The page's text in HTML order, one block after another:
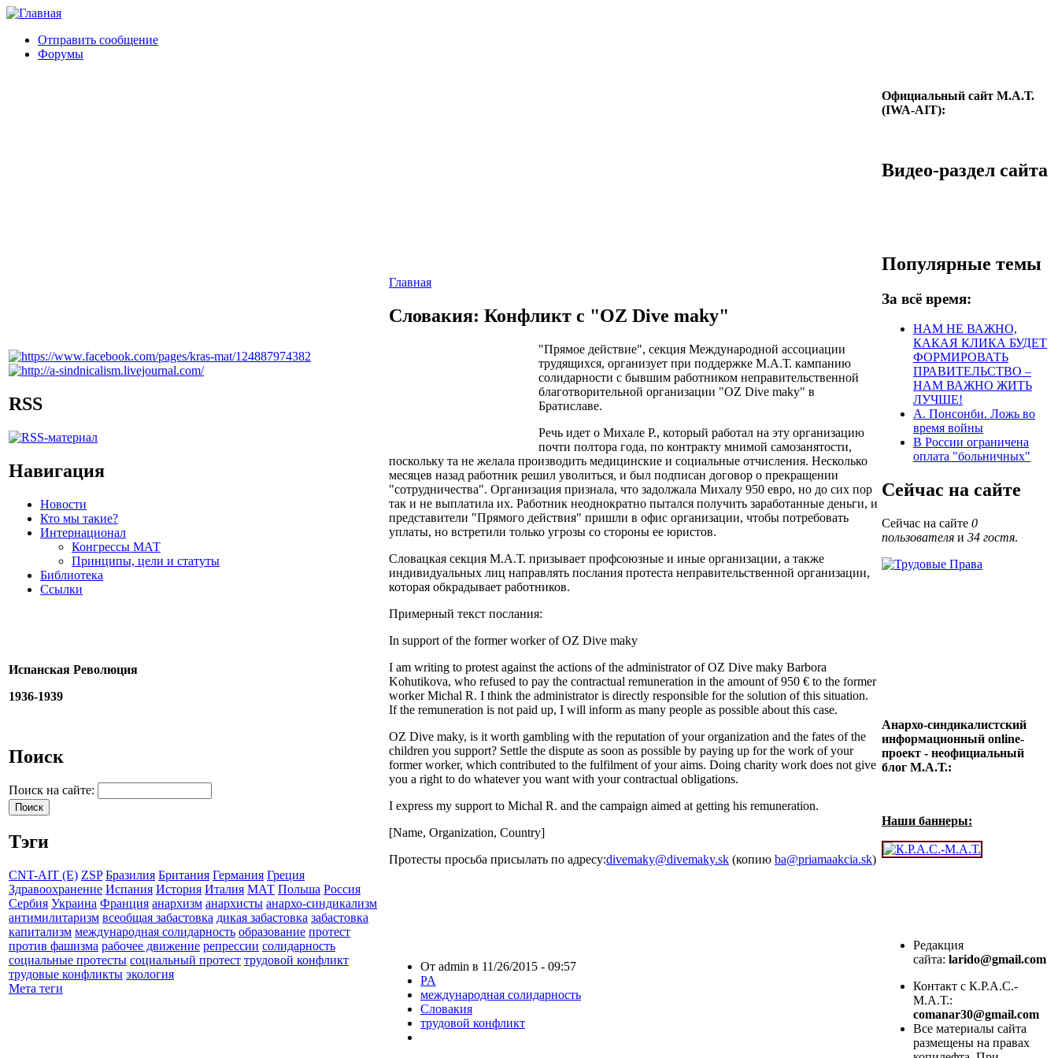
Отправить сообщение
Форумы
RSS
Навигация
Новости
Кто мы такие?
Интернационал
Конгрессы МАТ
Принципы, цели и статуты
Библиотека
Ссылки
Испанская Революция
1936-1939
Поиск
Поиск на сайте:
Тэги
CNT-AIT (E) ZSP Бразилия Британия Германия Греция
Здравоохранение Испания История Италия МАТ Польша Россия
Сербия Украина Франция анархизм анархисты анархо-синдикализм
антимилитаризм всеобщая забастовка дикая забастовка забастовка
капитализм международная солидарность образование протест
против фашизма рабочее движение репрессии солидарность
социальные протесты социальный протест трудовой конфликт
трудовые конфликты экология
Мета теги
Главная
Словакия: Конфликт с "OZ Dive maky"
"Прямое действие", секция Международной ассоциации
трудящихся, организует при поддержке М.А.Т. кампанию
солидарности с бывшим работником неправительственной
благотворительной организации "OZ Dive maky" в
Братиславе.
Речь идет о Михале Р., который работал на эту организацию
почти полтора года, по контракту мнимой самозанятости,
поскольку та не желала производить медицинские и социальные отчисления. Несколько
месяцев назад работник решил уволиться, и был подписан договор о прекращении
"сотрудничества". Организация признала, что задолжала Михалу 950 евро, но до сих пор
так и не выплатила их. Работник неоднократно пытался получить заработанные деньги, и
представители "Прямого действия" пришли в офис организации, чтобы потребовать
уплаты, но встретили только угрозы со стороны ее юристов.
Словацкая секция М.А.Т. призывает профсоюзные и иные организации, а также
индивидуальных лиц направлять послания протеста неправительственной организации,
которая обкрадывает работников.
Примерный текст послания:
In support of the former worker of OZ Dive maky
I am writing to protest against the actions of the administrator of OZ Dive maky Barbora
Kohutikova, who refused to pay the contractual remuneration in the amount of 950 € to the former
worker Michal R. I think the administrator is directly responsible for the solution of this situation.
If the remuneration is not paid up, I will inform as many people as possible about this case.
OZ Dive maky, is it worth gambling with the reputation of your organization and the fates of the
children you support? Settle the dispute as soon as possible by paying up for the work of your
former worker, which contributed to the fulfilment of your aims. Doing charity work does not give
you a right to do whatever you want with your contractual obligations.
I express my support to Michal R. and the campaign aimed at getting his remuneration.
[Name, Organization, Country]
Протесты просьба присылать по адресу:divemaky@divemaky.sk (копию ba@priamaakcia.sk)
От admin в 11/26/2015 - 09:57
PA
международная солидарность
Словакия
трудовой конфликт
Официальный сайт М.А.Т.
(IWA-AIT):
Видео-раздел сайта
Популярные темы
За всё время:
НАМ НЕ ВАЖНО,
КАКАЯ КЛИКА БУДЕТ
ФОРМИРОВАТЬ
ПРАВИТЕЛЬСТВО –
НАМ ВАЖНО ЖИТЬ
ЛУЧШЕ!
А. Понсонби. Ложь во
время войны
В России ограничена
оплата "больничных"
Сейчас на сайте
Сейчас на сайте 0
пользователя и 34 гостя.
Анархо-синдикалистский
информационный online-
проект - неофициальный
блог М.А.Т.:
Наши баннеры:
Редакция
сайта: larido@gmail.com
Контакт с К.Р.А.С.-
М.А.Т.:
comanar30@gmail.com
Все материалы сайта
размещены на правах